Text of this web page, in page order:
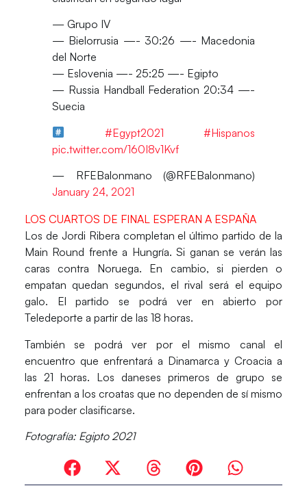
— Grupo IV
— Bielorrusia —- 30:26 —- Macedonia
del Norte
— Eslovenia —- 25:25 —- Egipto
— Russia Handball Federation 20:34 —-
Suecia
#Egypt2021
#Hispanos
pic.twitter.com/160I8v1Kvf
— RFEBalonmano (@RFEBalonmano)
January 24, 2021
LOS CUARTOS DE FINAL ESPERAN A ESPAÑA
Los de Jordi Ribera completan el último partido de la
Main Round frente a Hungría. Si ganan se verán las
caras contra Noruega. En cambio, si pierden o
empatan quedan segundos, el rival será el equipo
galo. El partido se podrá ver en abierto por
Teledeporte a partir de las 18 horas.
También se podrá ver por el mismo canal el
encuentro que enfrentará a Dinamarca y Croacia a
las 21 horas. Los daneses primeros de grupo se
enfrentan a los croatas que no dependen de sí mismo
para poder clasificarse.
Fotografía: Egipto 2021